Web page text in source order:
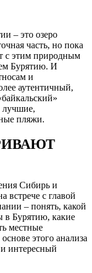
– это озеро
часть, но пока
с этим природным
Бурятию. И
и
аутентичный,
лучшие,
пляжи.
Сибирь и
встрече с главой
– понять, какой
в Бурятию, какие
местные
этого анализа
интересный